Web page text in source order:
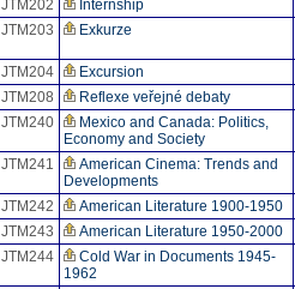
JTM202
Internship
JTM203
Exkurze
JTM204
Excursion
JTM208
Reflexe veřejné debaty
JTM240
Mexico and Canada: Politics,
Economy and Society
JTM241
American Cinema: Trends and
Developments
JTM242
American Literature 1900-1950
JTM243
American Literature 1950-2000
JTM244
Cold War in Documents 1945-
1962